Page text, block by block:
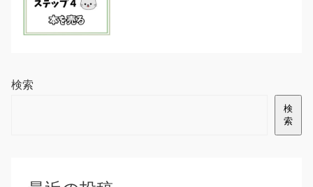
検索
検
索